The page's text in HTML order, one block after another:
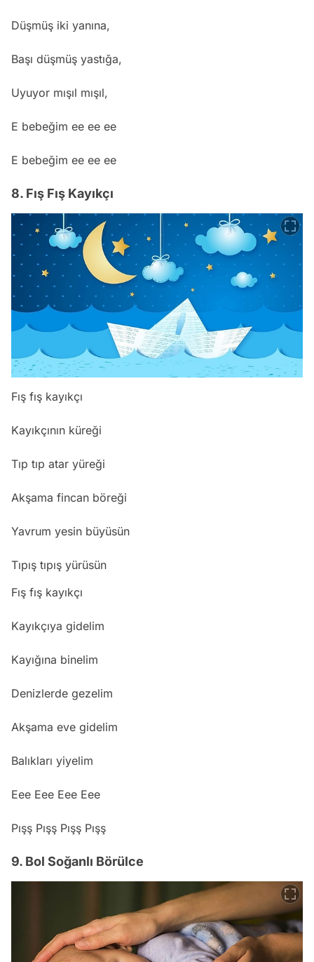
Düşmüş iki yanına,
Başı düşmüş yastığa,
Uyuyor mışıl mışıl,
E bebeğim ee ee ee
E bebeğim ee ee ee
8. Fış Fış Kayıkçı
Fış fış kayıkçı
Kayıkçının küreği
Tıp tıp atar yüreği
Akşama fincan böreği
Yavrum yesin büyüsün
Tıpış tıpış yürüsün
Fış fış kayıkçı
Kayıkçıya gidelim
Kayığına binelim
Denizlerde gezelim
Akşama eve gidelim
Balıkları yiyelim
Eee Eee Eee Eee
Pışş Pışş Pışş Pışş
9. Bol Soğanlı Börülce